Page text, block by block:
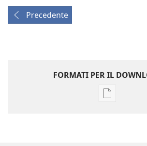
Precedente
FORMATI PER IL
Opzioni